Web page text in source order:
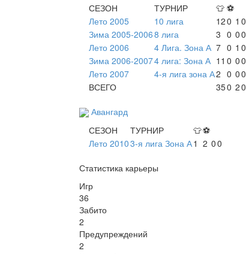
СЕЗОН
ТУРНИР 👕 ⚽
Лето 2005
10 лига 120 1 0
Зима 2005-20068 лига 3 0 00
Лето 2006
4 Лига. Зона А 7 0 1 0
Зима 2006-20074 лига: Зона А 11 0 00
Лето 2007
4-я лига зона А2 0 00
ВСЕГО
350 20
Авангард
СЕЗОН
ТУРНИР 👕⚽
Лето 20103-я лига Зона А1 2 00
Статистика карьеры
Игр
36
Забито
2
Предупреждений
2